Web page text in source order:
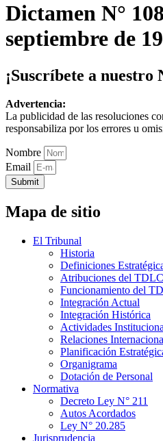
Dictamen N°
septiembre de
¡Suscríbete a nuestro
Advertencia:
La publicidad de las resoluciones
responsabiliza por los errores u
Nombre
Email
Submit
Mapa de sitio
El Tribunal
Historia
Definiciones
Atribuciones del TDLC
Funcionamiento del
Integración Actual
Integración Histórica
Actividades
Relaciones
Planificación
Organigrama
Dotación de Personal
Normativa
Decreto Ley N° 211
Autos Acordados
Ley N° 20.285
Jurisprudencia